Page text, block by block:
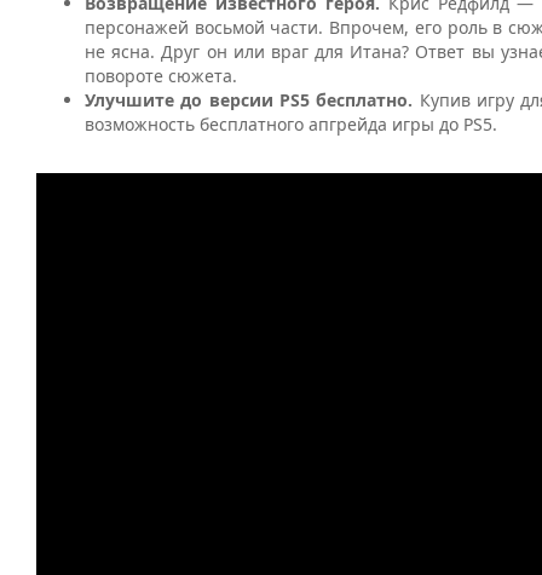
персонажей восьмой части. Впрочем, его роль в
не ясна. Друг он или враг для Итана? Ответ вы
повороте сюжета.
Улучшите до версии PS5 бесплатно. Купив игру
возможность бесплатного апгрейда игры до PS5.